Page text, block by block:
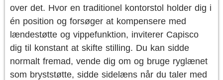
over det. Hvor en traditionel kontorstol holder dig i
én position og forsøger at kompensere med
lændestøtte og vippefunktion, inviterer Capisco
dig til konstant at skifte stilling. Du kan sidde
normalt fremad, vende dig om og bruge ryglænet
som bryststøtte, sidde sidelæns når du taler med